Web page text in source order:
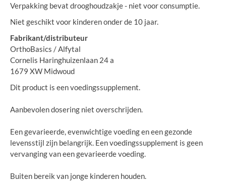
Verpakking bevat drooghoudzakje - niet voor consumptie.
Niet geschikt voor kinderen onder de 10 jaar.
Fabrikant/distributeur
OrthoBasics / Alfytal
Cornelis Haringhuizenlaan 24 a
1679 XW Midwoud
Dit product is een voedingssupplement.
Aanbevolen dosering niet overschrijden.
Een gevarieerde, evenwichtige voeding en een gezonde
levensstijl zijn belangrijk. Een voedingssupplement is geen
vervanging van een gevarieerde voeding.
Buiten bereik van jonge kinderen houden.